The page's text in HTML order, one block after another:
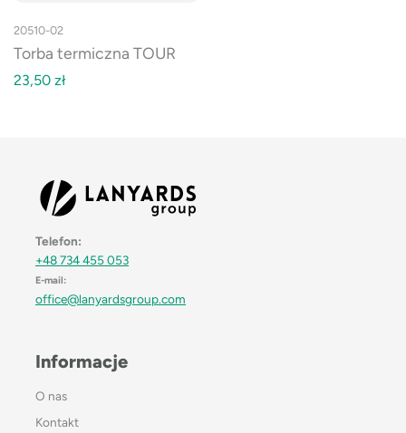
20510-02
Torba termiczna TOUR
23,50 zł
Telefon:
+48 734 455 053
E-mail:
office@lanyardsgroup.com
Informacje
O nas
Kontakt